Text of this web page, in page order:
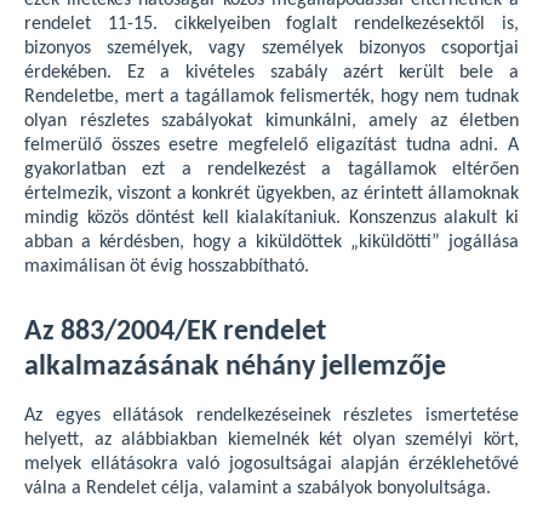
rendelet 11-15. cikkelyeiben foglalt rendelkezésektől is,
bizonyos személyek, vagy személyek bizonyos csoportjai
érdekében. Ez a kivételes szabály azért került bele a
Rendeletbe, mert a tagállamok felismerték, hogy nem tudnak
olyan részletes szabályokat kimunkálni, amely az életben
felmerülő összes esetre megfelelő eligazítást tudna adni. A
gyakorlatban ezt a rendelkezést a tagállamok eltérően
értelmezik, viszont a konkrét ügyekben, az érintett államoknak
mindig közös döntést kell kialakítaniuk. Konszenzus alakult ki
abban a kérdésben, hogy a kiküldöttek „kiküldötti” jogállása
maximálisan öt évig hosszabbítható.
Az 883/2004/EK rendelet
alkalmazásának néhány jellemzője
Az egyes ellátások rendelkezéseinek részletes ismertetése
helyett, az alábbiakban kiemelnék két olyan személyi kört,
melyek ellátásokra való jogosultságai alapján érzéklehetővé
válna a Rendelet célja, valamint a szabályok bonyolultsága.